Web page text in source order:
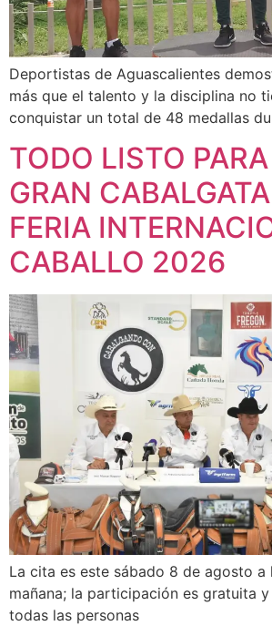
Deportistas de Aguascalientes
más que el talento y la disciplina no
conquistar un total de 48 medallas
TODO LISTO
GRAN
FERIA
CABALLO 2026
La cita es este sábado 8 de agosto a
mañana; la participación es gratuita
todas las personas